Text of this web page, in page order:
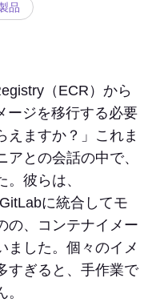
品
（ECR）から
ージを移行する必要
えますか？」これま
との会話の中で、
彼らは、
に統合してモ
の、コンテナイメー
ました。個々のイメ
すぎると、手作業で